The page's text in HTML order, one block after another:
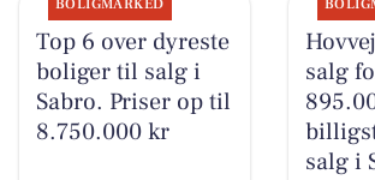
BOLIGMARKED
Top 6 over dyreste
boliger til salg i
Sabro. Priser op til
8.750.000 kr
salg
salg i